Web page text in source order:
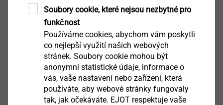
(viz níže)!Soubory cookie, které nejsou nezbytné pro
funkčnost
Používáme cookies, abychom vám poskytli
co nejlepší využití našich webových
stránek. Soubory cookie mohou být
anonymní statistické údaje, informace o
vás, vaše nastavení nebo zařízení, která
používáte, aby webové stránky fungovaly
tak, jak očekáváte. EJOT respektuje vaše